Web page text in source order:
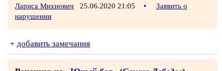
Лариса Михнович 25.06.2020 21:05 •
Заявить о
нарушении
+ добавить замечания